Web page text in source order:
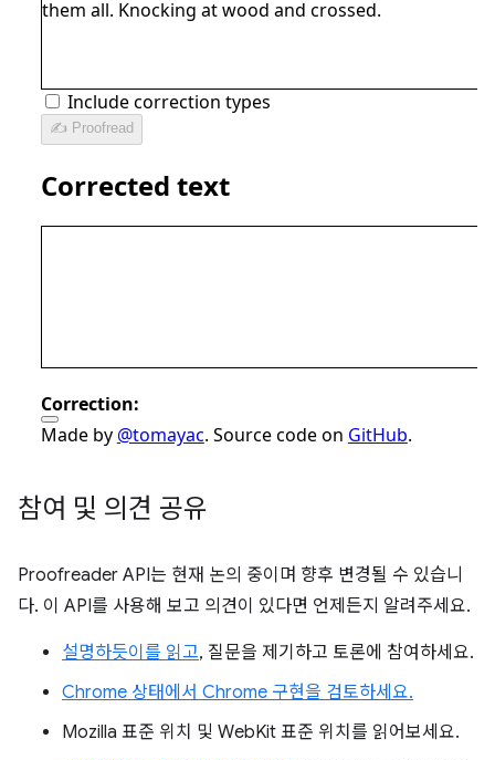
참여 및 의견 공유
Proofreader API는 현재 논의 중이며 향후 변경될 수 있습니
다. 이 API를 사용해 보고 의견이 있다면 언제든지 알려주세요.
설명하듯이를 읽고, 질문을 제기하고 토론에 참여하세요.
Chrome 상태에서 Chrome 구현을 검토하세요.
Mozilla 표준 위치 및 WebKit 표준 위치를 읽어보세요.